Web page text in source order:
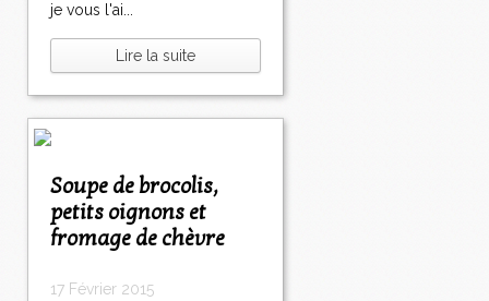
je vous l'ai...
Lire la suite
Soupe de brocolis,
petits oignons et
fromage de chèvre
17 Février 2015